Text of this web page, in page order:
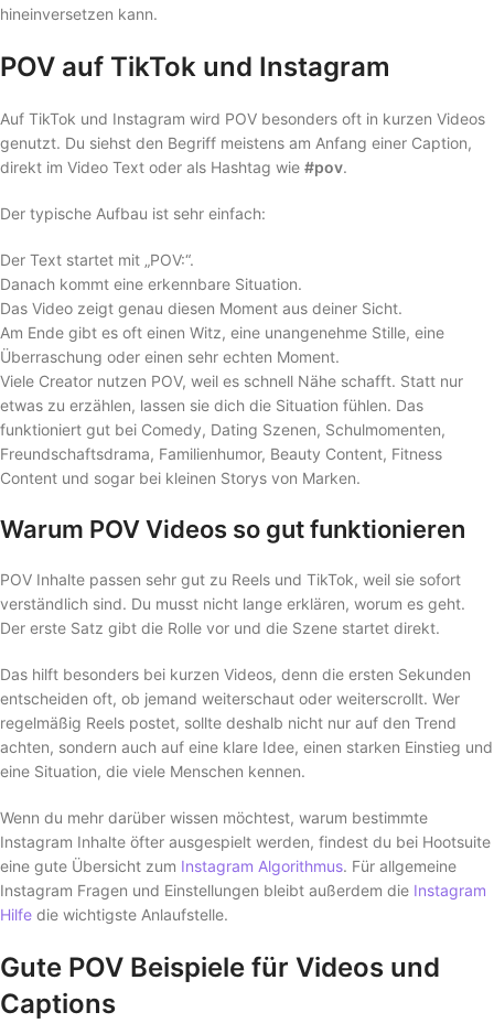
hineinversetzen kann.
POV auf TikTok und Instagram
Auf TikTok und Instagram wird POV besonders oft in kurzen Videos
genutzt. Du siehst den Begriff meistens am Anfang einer Caption,
direkt im Video Text oder als Hashtag wie #pov.
Der typische Aufbau ist sehr einfach:
Der Text startet mit „POV:“.
Danach kommt eine erkennbare Situation.
Das Video zeigt genau diesen Moment aus deiner Sicht.
Am Ende gibt es oft einen Witz, eine unangenehme Stille, eine
Überraschung oder einen sehr echten Moment.
Viele Creator nutzen POV, weil es schnell Nähe schafft. Statt nur
etwas zu erzählen, lassen sie dich die Situation fühlen. Das
funktioniert gut bei Comedy, Dating Szenen, Schulmomenten,
Freundschaftsdrama, Familienhumor, Beauty Content, Fitness
Content und sogar bei kleinen Storys von Marken.
Warum POV Videos so gut funktionieren
POV Inhalte passen sehr gut zu Reels und TikTok, weil sie sofort
verständlich sind. Du musst nicht lange erklären, worum es geht.
Der erste Satz gibt die Rolle vor und die Szene startet direkt.
Das hilft besonders bei kurzen Videos, denn die ersten Sekunden
entscheiden oft, ob jemand weiterschaut oder weiterscrollt. Wer
regelmäßig Reels postet, sollte deshalb nicht nur auf den Trend
achten, sondern auch auf eine klare Idee, einen starken Einstieg und
eine Situation, die viele Menschen kennen.
Wenn du mehr darüber wissen möchtest, warum bestimmte
Instagram Inhalte öfter ausgespielt werden, findest du bei Hootsuite
eine gute Übersicht zum Instagram Algorithmus. Für allgemeine
Instagram Fragen und Einstellungen bleibt außerdem die Instagram
Hilfe die wichtigste Anlaufstelle.
Gute POV Beispiele für Videos und
Captions